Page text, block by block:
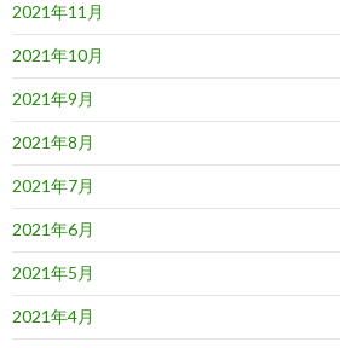
2021年11月
2021年10月
2021年9月
2021年8月
2021年7月
2021年6月
2021年5月
2021年4月